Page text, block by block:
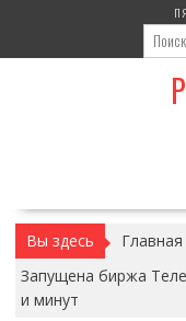
содержимому
Вы здесь Главная
Запущена биржа
и минут